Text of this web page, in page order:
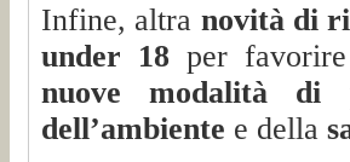
Infine, altra novità di
under 18 per
nuove modalità di
dell’ambiente e della